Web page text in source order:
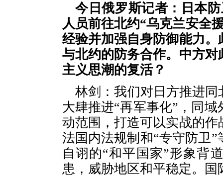
今日俄罗斯记者：日本
人员前往北约“乌克兰安全
经验并加强自身防御能力
与北约的防务合作。中方
主义思潮的复活？
林剑：我们对日方推进
大肆推进“再军事化”，同
动范围，打造可以实战的
法国内法规制和“专守防卫
自诩的“和平国家”形象背
患，威胁地区和平稳定。